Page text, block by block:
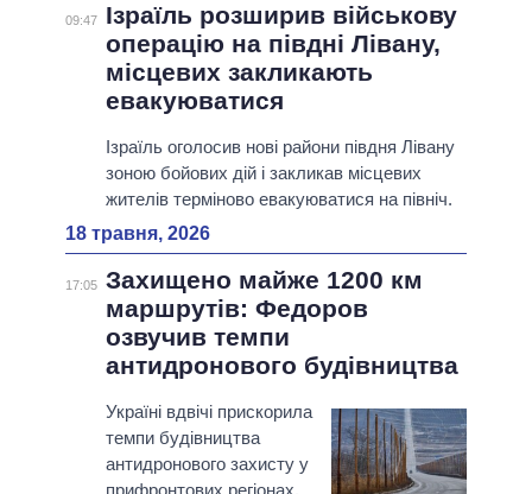
09:47
Ізраїль розширив військову
операцію на півдні Лівану,
місцевих закликають
евакуюватися
Ізраїль оголосив нові райони півдня Лівану
зоною бойових дій і закликав місцевих
жителів терміново евакуюватися на північ.
18 травня, 2026
17:05 Захищено майже 1200 км
маршрутів: Федоров
озвучив темпи
антидронового будівництва
Україні вдвічі прискорила
темпи будівництва
антидронового захисту у